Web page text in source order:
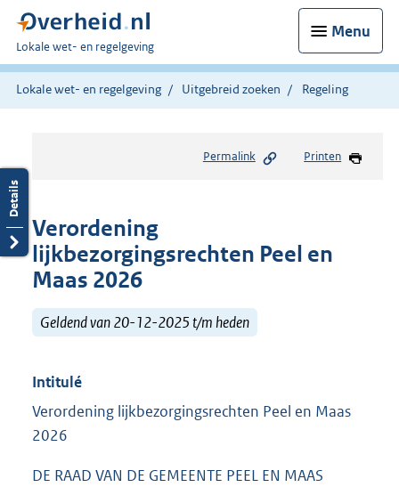
Menu
U
bent
hier:
Lokale wet- en regelgeving
Lokale wet- en regelgeving Uitgebreid zoeken Regeling
Permalink Printen
Verordening
lijkbezorgingsrechten Peel en
Maas 2026
Geldend van 20-12-2025 t/m heden
Intitulé
Verordening lijkbezorgingsrechten Peel en Maas
2026
DE RAAD VAN DE GEMEENTE PEEL EN MAAS